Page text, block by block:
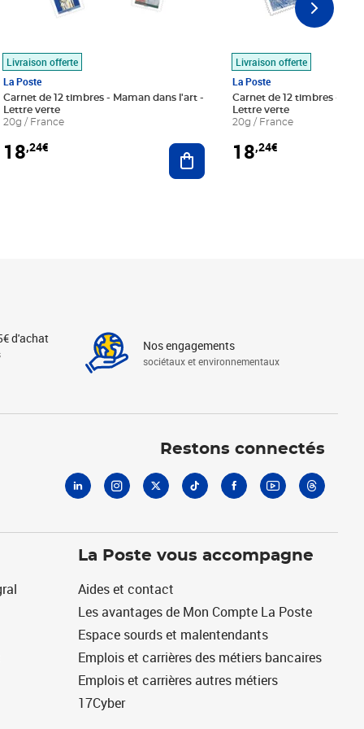
au panier
Livraison offerte
La Poste
Carnet de 12 timbres - Maman dans l'art -
Lettre verte
20g / France
18,24€ Ajouter au panier
Livraison offerte
La Poste
Carnet de 12 timbres - Le
Lettre verte
20g / France
18,24€
d'achat Nos engagements
sociétaux et environnementaux
Restons connectés
La Poste vous accompagne
Aides et contact
Les avantages de Mon Compte La Poste
Espace sourds et malentendants
Emplois et carrières des métiers bancaires
Emplois et carrières autres métiers
17Cyber